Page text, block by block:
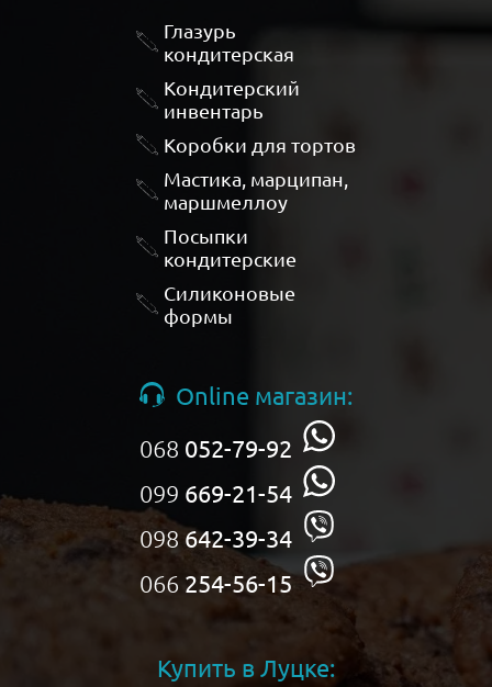
Глазурь
кондитерская
Кондитерский
инвентарь
Коробки для тортов
Мастика, марципан,
маршмеллоу
Посыпки
кондитерские
Силиконовые
формы
Online магазин:
068 052-79-92
099 669-21-54
098 642-39-34
066 254-56-15
Купить в Луцке: